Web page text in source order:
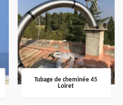
Tubage de cheminée 45
Loiret